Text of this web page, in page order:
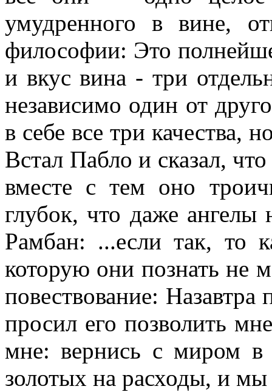
умудренного в вине,
философии: Это
и вкус вина - три
независимо один от
в себе все три качества,
Встал Пабло и сказал,
вместе с тем оно
глубок, что даже ангелы
Рамбан: ...если так, то
которую они познать не
повествование:
просил его позволить
мне: вернись с миром в
золотых на расходы, и